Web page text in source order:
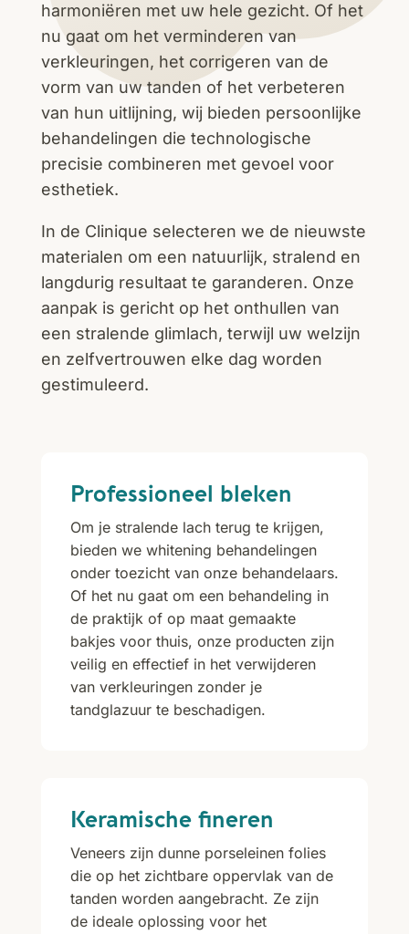
harmoniëren met uw hele gezicht. Of het
nu gaat om het verminderen van
verkleuringen, het corrigeren van de
vorm van uw tanden of het verbeteren
van hun uitlijning, wij bieden persoonlijke
behandelingen die technologische
precisie combineren met gevoel voor
esthetiek.
In de Clinique selecteren we de nieuwste
materialen om een natuurlijk, stralend en
langdurig resultaat te garanderen. Onze
aanpak is gericht op het onthullen van
een stralende glimlach, terwijl uw welzijn
en zelfvertrouwen elke dag worden
gestimuleerd.
Professioneel bleken
Om je stralende lach terug te krijgen,
bieden we whitening behandelingen
onder toezicht van onze behandelaars.
Of het nu gaat om een behandeling in
de praktijk of op maat gemaakte
bakjes voor thuis, onze producten zijn
veilig en effectief in het verwijderen
van verkleuringen zonder je
tandglazuur te beschadigen.
Keramische fineren
Veneers zijn dunne porseleinen folies
die op het zichtbare oppervlak van de
tanden worden aangebracht. Ze zijn
de ideale oplossing voor het